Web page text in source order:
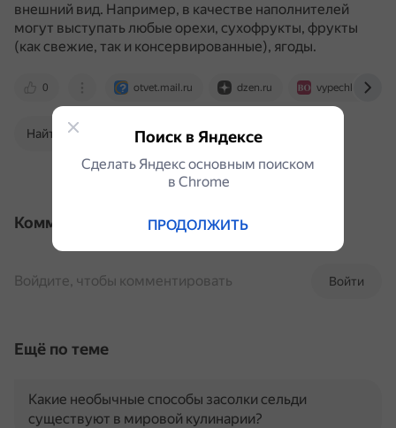
внешний вид. Например, в качестве наполнителей
могут выступать любые орехи, сухофрукты, фрукты
(как свежие, так и консервированные), ягоды.
0 otvet.mail.ru dzen.ru vypechka-
Найти в Поиске
Комментарии
Войти
Войдите, чтобы комментировать
Ещё по теме
Какие необычные способы засолки сельди
существуют в мировой кулинарии?
Поиск в Яндексе
Сделать Яндекс основным поиском
в Сhrome
ПРОДОЛЖИТЬ